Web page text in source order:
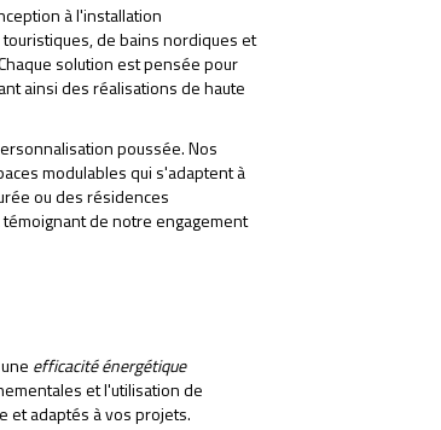
à l'installation
de bains nordiques et
solution est pensée pour
ainsi des réalisations de haute
poussée. Nos
modulables qui s'adaptent à
ou des résidences
témoignant de notre engagement
efficacité énergétique
et l'utilisation de
et adaptés à vos projets.